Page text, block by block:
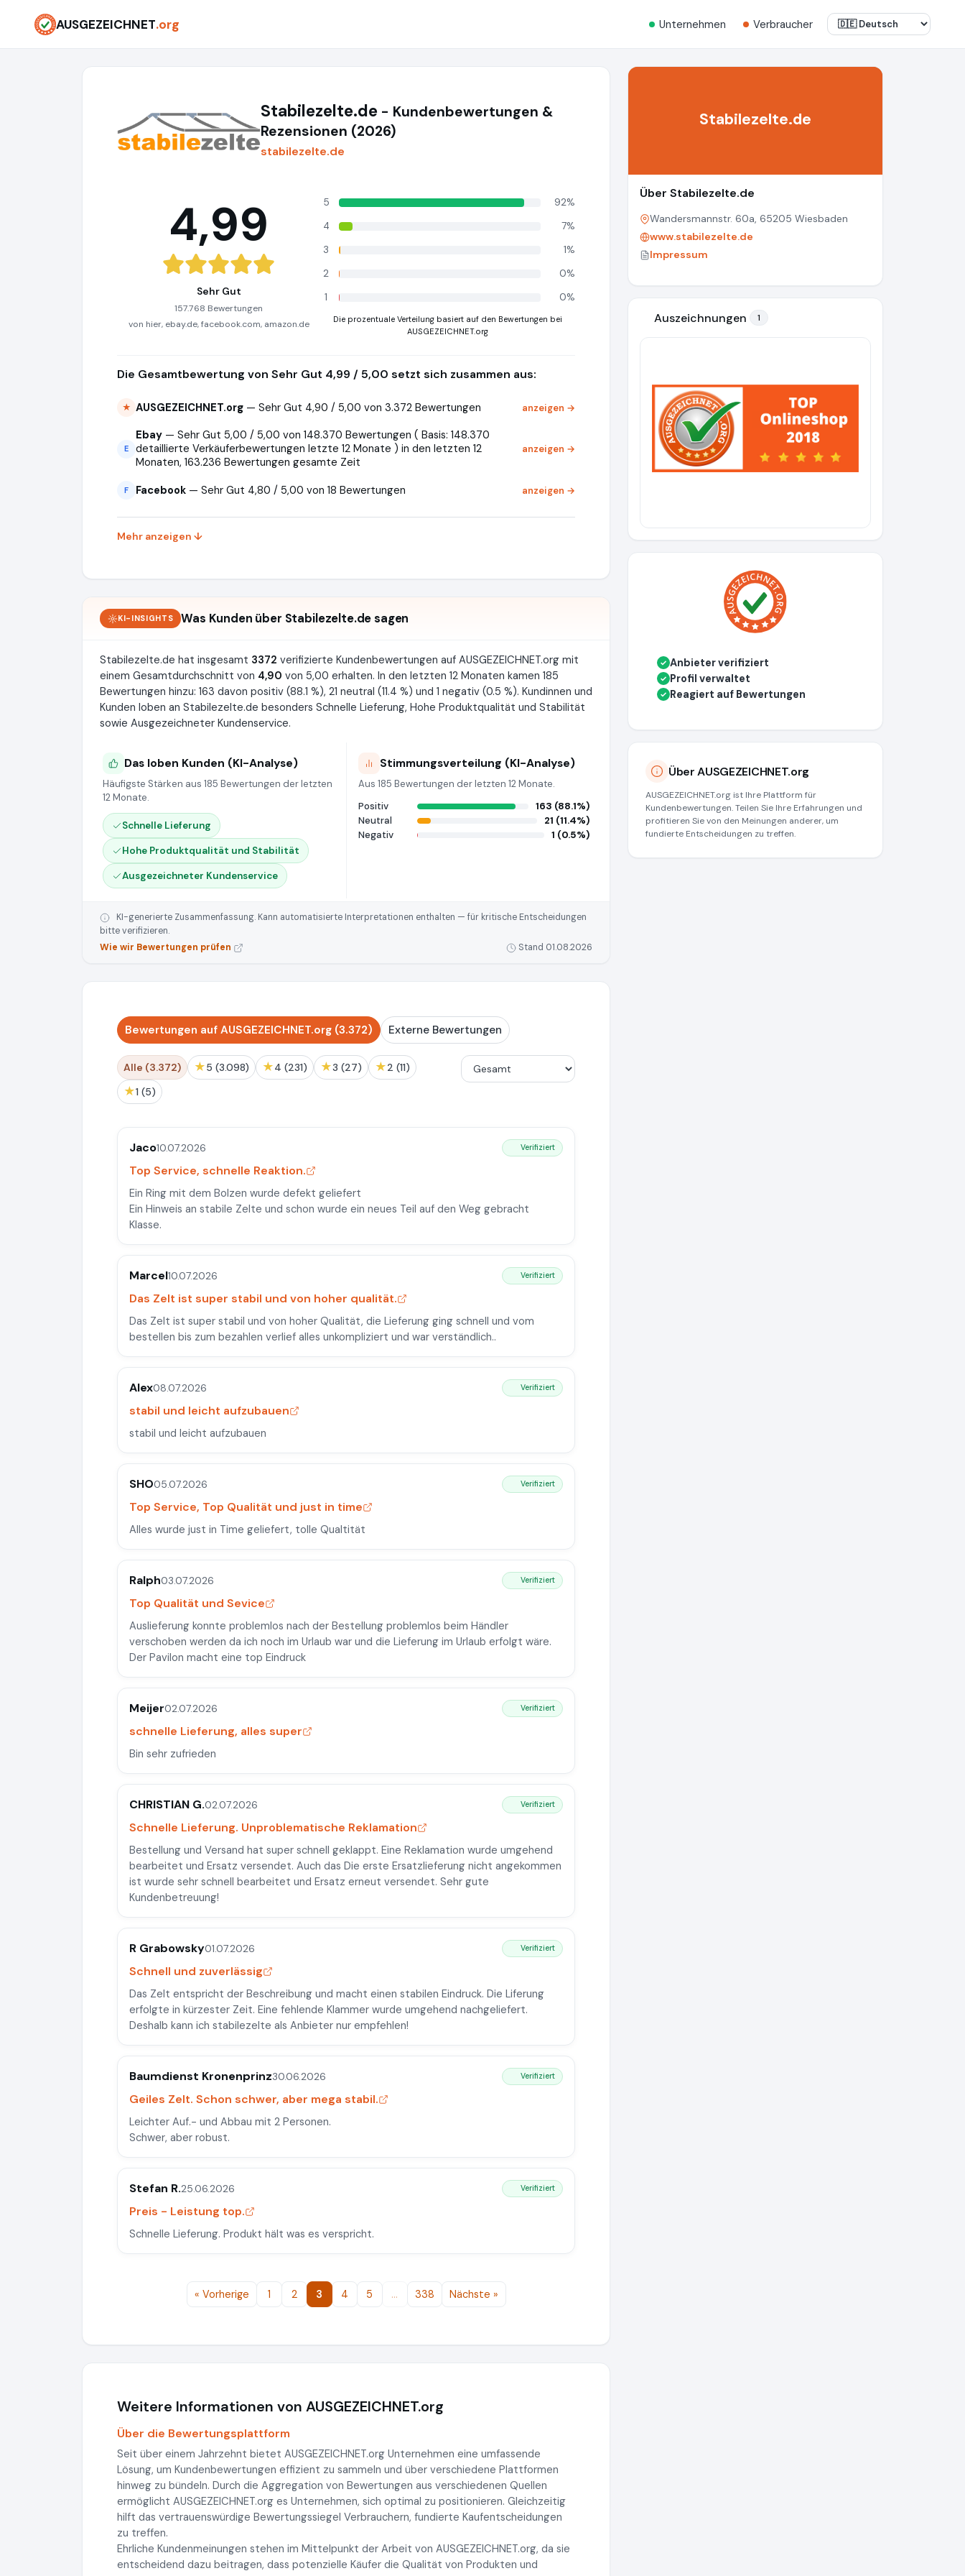
AUSGEZEICHNET.org Unternehmen Verbraucher
Stabilezelte.de - Kundenbewertungen &
Rezensionen (2026)
stabilezelte.de
4,99
Sehr Gut
157.768 Bewertungen
von hier, ebay.de, facebook.com, amazon.de
5
92%
4
7%
3
1%
2
0%
1
0%
Die prozentuale Verteilung basiert auf den Bewertungen bei
AUSGEZEICHNET.org
Die Gesamtbewertung von Sehr Gut 4,99 / 5,00 setzt sich zusammen aus:
★ AUSGEZEICHNET.org — Sehr Gut 4,90 / 5,00 von 3.372 Bewertungen anzeigen →
E
Ebay — Sehr Gut 5,00 / 5,00 von 148.370 Bewertungen ( Basis: 148.370
detaillierte Verkäuferbewertungen letzte 12 Monate ) in den letzten 12
Monaten, 163.236 Bewertungen gesamte Zeit
anzeigen →
F Facebook — Sehr Gut 4,80 / 5,00 von 18 Bewertungen anzeigen →
Mehr anzeigen ↓
KI-INSIGHTS Was Kunden über Stabilezelte.de sagen
Stabilezelte.de hat insgesamt 3372 verifizierte Kundenbewertungen auf AUSGEZEICHNET.org mit
einem Gesamtdurchschnitt von 4,90 von 5,00 erhalten. In den letzten 12 Monaten kamen 185
Bewertungen hinzu: 163 davon positiv (88.1 %), 21 neutral (11.4 %) und 1 negativ (0.5 %). Kundinnen und
Kunden loben an Stabilezelte.de besonders Schnelle Lieferung, Hohe Produktqualität und Stabilität
sowie Ausgezeichneter Kundenservice.
Das loben Kunden (KI-Analyse)
Häufigste Stärken aus 185 Bewertungen der letzten
12 Monate.
Schnelle Lieferung
Hohe Produktqualität und Stabilität
Ausgezeichneter Kundenservice
Stimmungsverteilung (KI-Analyse)
Aus 185 Bewertungen der letzten 12 Monate.
Positiv
163 (88.1%)
Neutral
21 (11.4%)
Negativ
1 (0.5%)
KI-generierte Zusammenfassung. Kann automatisierte Interpretationen enthalten — für kritische Entscheidungen
bitte verifizieren.
Wie wir Bewertungen prüfen
Stand 01.08.2026
Bewertungen auf AUSGEZEICHNET.org (3.372) Externe Bewertungen
Alle (3.372) ★ 5 (3.098) ★ 4 (231) ★ 3 (27) ★ 2 (11)
★ 1 (5)
Jaco10.07.2026 Verifiziert
Top Service, schnelle Reaktion.
Ein Ring mit dem Bolzen wurde defekt geliefert
Ein Hinweis an stabile Zelte und schon wurde ein neues Teil auf den Weg gebracht
Klasse.
Marcel10.07.2026 Verifiziert
Das Zelt ist super stabil und von hoher qualität.
Das Zelt ist super stabil und von hoher Qualität, die Lieferung ging schnell und vom
bestellen bis zum bezahlen verlief alles unkompliziert und war verständlich..
Alex08.07.2026 Verifiziert
stabil und leicht aufzubauen
stabil und leicht aufzubauen
SHO05.07.2026 Verifiziert
Top Service, Top Qualität und just in time
Alles wurde just in Time geliefert, tolle Qualtität
Ralph03.07.2026 Verifiziert
Top Qualität und Sevice
Auslieferung konnte problemlos nach der Bestellung problemlos beim Händler
verschoben werden da ich noch im Urlaub war und die Lieferung im Urlaub erfolgt wäre.
Der Pavilon macht eine top Eindruck
Meijer02.07.2026 Verifiziert
schnelle Lieferung, alles super
Bin sehr zufrieden
CHRISTIAN G.02.07.2026 Verifiziert
Schnelle Lieferung. Unproblematische Reklamation
Bestellung und Versand hat super schnell geklappt. Eine Reklamation wurde umgehend
bearbeitet und Ersatz versendet. Auch das Die erste Ersatzlieferung nicht angekommen
ist wurde sehr schnell bearbeitet und Ersatz erneut versendet. Sehr gute
Kundenbetreuung!
R Grabowsky01.07.2026 Verifiziert
Schnell und zuverlässig
Das Zelt entspricht der Beschreibung und macht einen stabilen Eindruck. Die Liferung
erfolgte in kürzester Zeit. Eine fehlende Klammer wurde umgehend nachgeliefert.
Deshalb kann ich stabilezelte als Anbieter nur empfehlen!
Baumdienst Kronenprinz30.06.2026 Verifiziert
Geiles Zelt. Schon schwer, aber mega stabil.
Leichter Auf.- und Abbau mit 2 Personen.
Schwer, aber robust.
Stefan R.25.06.2026 Verifiziert
Preis - Leistung top.
Schnelle Lieferung. Produkt hält was es verspricht.
« Vorherige 1 2 3 4 5 … 338 Nächste »
Weitere Informationen von AUSGEZEICHNET.org
Über die Bewertungsplattform
Seit über einem Jahrzehnt bietet AUSGEZEICHNET.org Unternehmen eine umfassende
Lösung, um Kundenbewertungen effizient zu sammeln und über verschiedene Plattformen
hinweg zu bündeln. Durch die Aggregation von Bewertungen aus verschiedenen Quellen
ermöglicht AUSGEZEICHNET.org es Unternehmen, sich optimal zu positionieren. Gleichzeitig
hilft das vertrauenswürdige Bewertungssiegel Verbrauchern, fundierte Kaufentscheidungen
zu treffen.
Ehrliche Kundenmeinungen stehen im Mittelpunkt der Arbeit von AUSGEZEICHNET.org, da sie
entscheidend dazu beitragen, dass potenzielle Käufer die Qualität von Produkten und
Stabilezelte.de
Über Stabilezelte.de
Wandersmannstr. 60a, 65205 Wiesbaden
www.stabilezelte.de
Impressum
Auszeichnungen 1
✓ Anbieter verifiziert
✓ Profil verwaltet
✓ Reagiert auf Bewertungen
Über AUSGEZEICHNET.org
AUSGEZEICHNET.org ist Ihre Plattform für
Kundenbewertungen. Teilen Sie Ihre Erfahrungen und
profitieren Sie von den Meinungen anderer, um
fundierte Entscheidungen zu treffen.